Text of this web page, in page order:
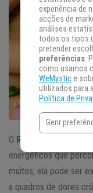
O Reiki
energéticos que
muitos, ela pode ser
a quadros de dores
experiência de
acções de
análises
todos os tipos
pretender
preferências.
como usamos
WeMystice
utilizados para
Política de
Gerir